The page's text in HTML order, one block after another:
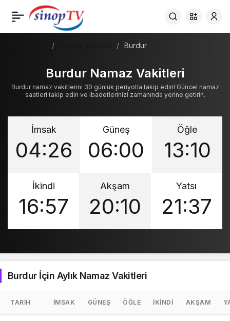
Burdur
Burdur Namaz Vakitleri
Burdur namaz vakitlerini 30 günlük periyotla takip edin! Güncel namaz
saatleri takip edin ve ibadetlerinizi zamanında yerine getirin.
İmsak
04:26
Güneş
06:00
Öğle
13:10
İkindi
16:57
Akşam
20:10
Yatsı
21:37
Burdur İçin Aylık Namaz Vakitleri
TARIH İMSAK GÜNEŞ ÖĞLE İKINDI AKŞAM